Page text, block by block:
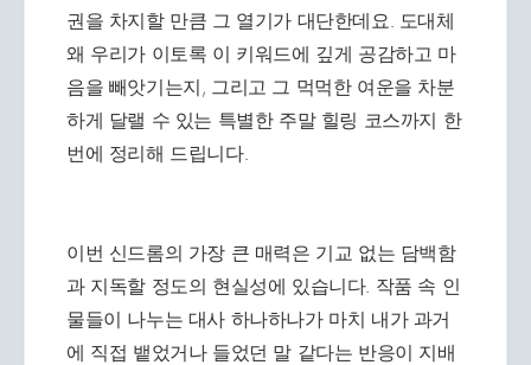
권을 차지할 만큼 그 열기가 대단한데요. 도대체
왜 우리가 이토록 이 키워드에 깊게 공감하고 마
음을 빼앗기는지, 그리고 그 먹먹한 여운을 차분
하게 달랠 수 있는 특별한 주말 힐링 코스까지 한
번에 정리해 드립니다.
이번 신드롬의 가장 큰 매력은 기교 없는 담백함
과 지독할 정도의 현실성에 있습니다. 작품 속 인
물들이 나누는 대사 하나하나가 마치 내가 과거
에 직접 뱉었거나 들었던 말 같다는 반응이 지배